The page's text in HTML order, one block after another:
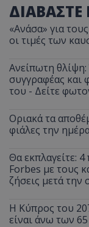
ΔΙΑΒΑΣΤΕ
«Ανάσα» για
οι τιμές των
Ανείπωτη
συγγραφέας και
του - Δείτε
Οριακά τα
φιάλες την
Θα εκπλαγείτε:
Forbes με τους
ζήσεις μετά την
Η Κύπρος του
είναι άνω των